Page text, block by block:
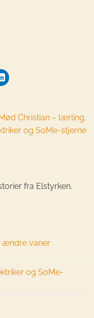
fra Elstyrken.
ændre vaner
og SoMe-
Christian – lærling,
og SoMe-stjerne